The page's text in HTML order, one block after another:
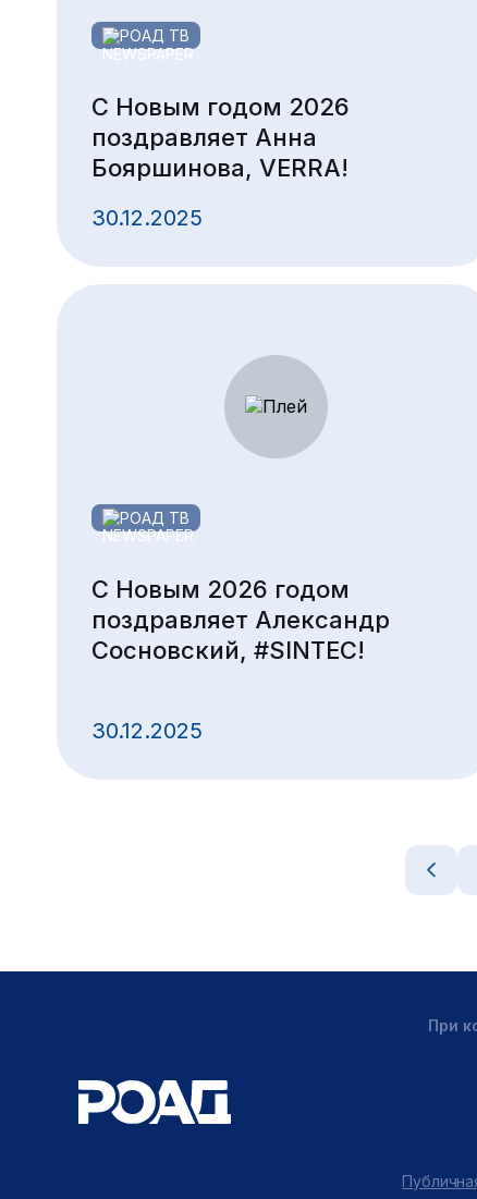
РОАД ТВ
С Новым годом 2026
поздравляет Анна
Бояршинова, VERRA!
30.12.2025
РОАД ТВ
С Новым 2026 годом
поздравляет Александр
Сосновский, #SINTEC!
30.12.2025
При